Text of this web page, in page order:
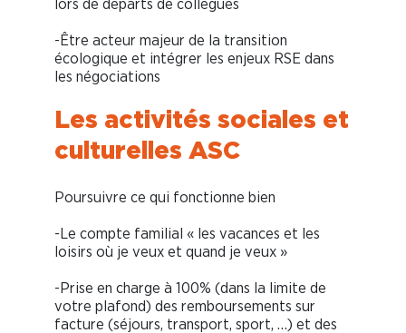
lors de départs de collègues
-Être acteur majeur de la transition
écologique et intégrer les enjeux RSE dans
les négociations
Les activités sociales et
culturelles ASC
Poursuivre ce qui fonctionne bien
-Le compte familial « les vacances et les
loisirs où je veux et quand je veux »
-Prise en charge à 100% (dans la limite de
votre plafond) des remboursements sur
facture (séjours, transport, sport, …) et des